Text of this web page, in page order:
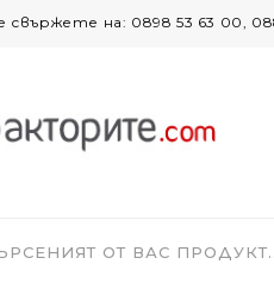
свържете на: 0898 53 63 00,